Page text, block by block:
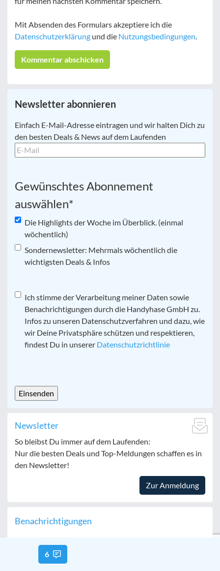
Mit Absenden des Formulars akzeptiere ich die
Datenschutzerklärung und die Nutzungsbedingungen.
Newsletter abonnieren
E-
Mail *
Einfach E-Mail-Adresse eintragen und wir halten Dich zu
den besten Deals & News auf dem Laufenden
Gewünschtes Abonnement
auswählen*
Die Highlights der Woche im Überblick. (einmal
wöchentlich)
Sondernewsletter: Mehrmals wöchentlich die
wichtigsten Deals & Infos
Datenschutz*
Ich stimme der Verarbeitung meiner Daten sowie
Benachrichtigungen durch die Handyhase GmbH zu.
Infos zu unseren Datenschutzverfahren und dazu, wie
wir Deine Privatsphäre schützen und respektieren,
findest Du in unserer Datenschutzrichtlinie
Newsletter
So bleibst Du immer auf dem Laufenden:
Nur die besten Deals und Top-Meldungen schaffen es in
den Newsletter!
Zur Anmeldung
Benachrichtigungen
6